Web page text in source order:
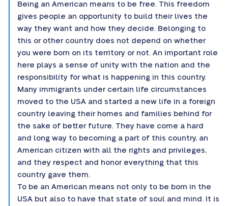
Being an American means to be free. This freedom
gives people an opportunity to build their lives the
way they want and how they decide. Belonging to
this or other country does not depend on whether
you were born on its territory or not. An important role
here plays a sense of unity with the nation and the
responsibility for what is happening in this country.
Many immigrants under certain life circumstances
moved to the USA and started a new life in a foreign
country leaving their homes and families behind for
the sake of better future. They have come a hard
and long way to becoming a part of this country, an
American citizen with all the rights and privileges,
and they respect and honor everything that this
country gave them.
To be an American means not only to be born in the
USA but also to have that state of soul and mind. It is